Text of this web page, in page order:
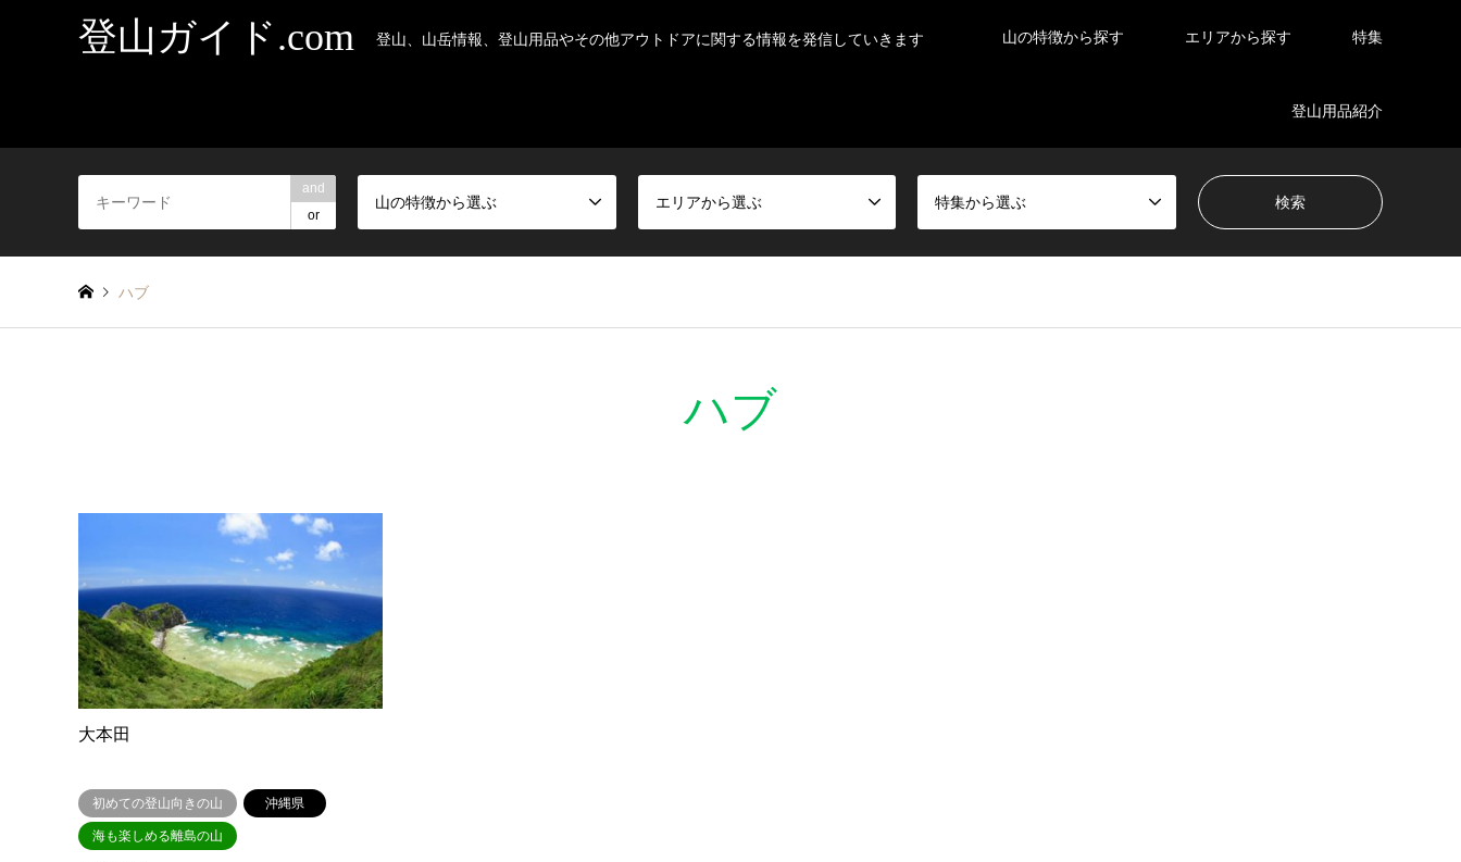
登山ガイド.com 登山、山岳情報、登山用品やその他アウトドアに関する情報を発信していきます 山の特徴から探す エリアから探す 特集
登山用品紹介
and
or
山の特徴から選ぶ エリアから選ぶ 特集から選ぶ
ハブ
ハブ
大本田
初めての登山向きの山 沖縄県
海も楽しめる離島の山